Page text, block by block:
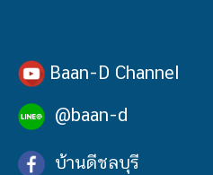
Baan-D Channel
@baan-d
บ้านดีชลบุรี